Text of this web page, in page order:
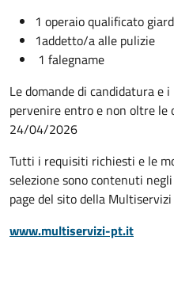
1 operaio qualificato
1addetto/a alle pulizie
1 falegname
Le domande di candidatura e
pervenire entro e non oltre le
24/04/2026
Tutti i requisiti richiesti e le
selezione sono contenuti
page del sito della
www.multiservizi-pt.it